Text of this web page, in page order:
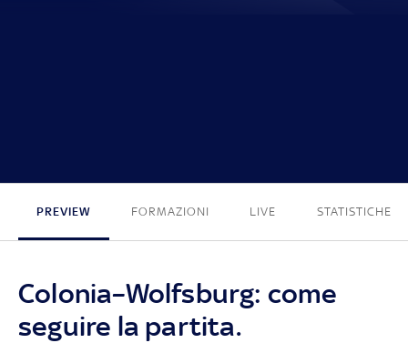
PREVIEW FORMAZIONI LIVE STATISTICHE
Colonia–Wolfsburg: come
seguire la partita.